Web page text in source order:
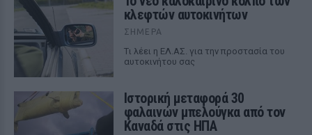
κλεφτών αυτοκινήτων
ΣΉΜΕΡΑ
Tι λέει η ΕΛ.ΑΣ. για την προστασία του
αυτοκινήτου σας
Ιστορική μεταφορά 30
φαλαινών μπελούγκα από τον
Καναδά στις ΗΠΑ